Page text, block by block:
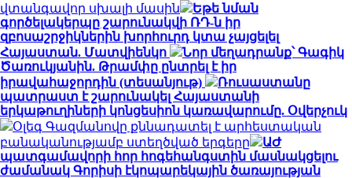
վտանգավոր սխալի մասին
Եթե նման
գործելակերպը շարունակվի ՌԴ-ն իր
զբոսաշրջիկներին խորհուրդ կտա չայցելել
Հայաստան. Մատվիենկո
Նոր մեղադրանք՝ Գագիկ
Ծառուկյանին. Թրամփը ընտրել է իր
իրավահաջորդին (տեսանյութ)
Ռուսաստանը
պատրաստ է շարունակել Հայաստանի
երկաթուղիների կոնցեսիոն կառավարումը. Օվերչուկ
Օլեգ Գազմանովը քննադատել է արհեստական
բանականությամբ ստեղծված երգերը
ԱԺ
պատգամավորի հոր հոգեհանգստին մասնակցելու
ժամանակ Գորիսի էկոպարեկային ծառայության